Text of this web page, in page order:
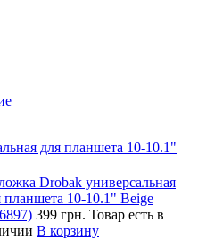
для планшета 10-10.1"
Drobak универсальная
планшета 10-10.1" Beige
399 грн. Товар есть в
В корзину